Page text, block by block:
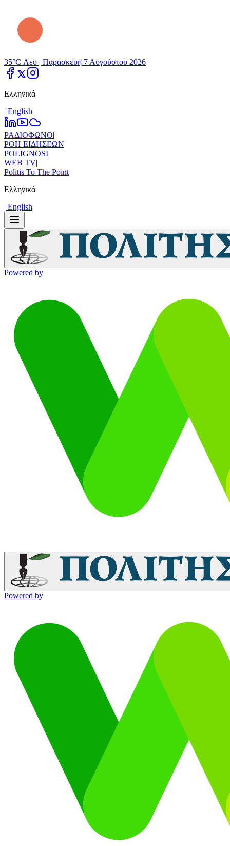
35°C Λευ | Παρασκευή 7 Αυγούστου 2026
Ελληνικά
| Εnglish
ΡΑΔΙΟΦΩΝΟ|
ΡΟΗ ΕΙΔΗΣΕΩΝ|
POLIGNOSI|
WEB TV|
Politis To The Point
Ελληνικά
| Εnglish
Powered by
Powered by